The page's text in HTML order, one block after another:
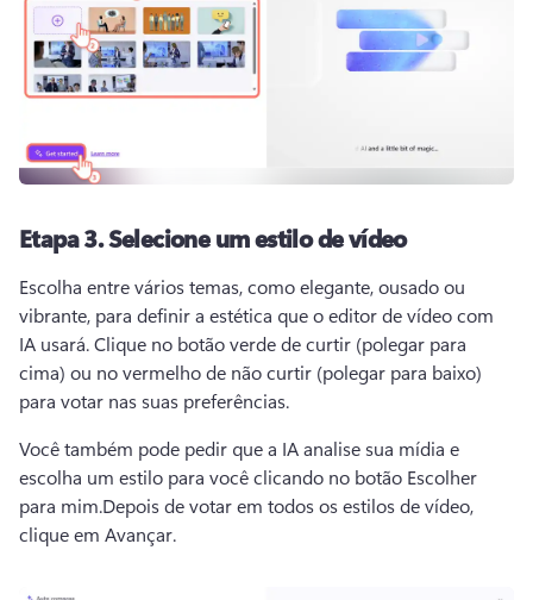
Etapa 3.Selecione um estilo de vídeo
Escolha entre vários temas, como elegante, ousado ou
vibrante, para definir a estética que o editor de vídeo com
IA usará. Clique no botão verde de curtir (polegar para
cima) ou no vermelho de não curtir (polegar para baixo)
para votar nas suas preferências.
Você também pode pedir que a IA analise sua mídia e
escolha um estilo para você clicando no botão Escolher
para mim.Depois de votar em todos os estilos de vídeo,
clique em Avançar.